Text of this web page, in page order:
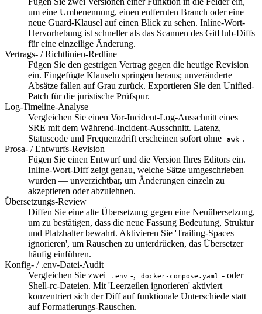
um eine Umbenennung, einen entfernten Branch oder eine
neue Guard-Klausel auf einen Blick zu sehen. Inline-Wort-
Hervorhebung ist schneller als das Scannen des GitHub-Diffs
für eine einzeilige Änderung.
Vertrags- / Richtlinien-Redline
Fügen Sie den gestrigen Vertrag gegen die heutige Revision
ein. Eingefügte Klauseln springen heraus; unveränderte
Absätze fallen auf Grau zurück. Exportieren Sie den Unified-
Patch für die juristische Prüfspur.
Log-Timeline-Analyse
Vergleichen Sie einen Vor-Incident-Log-Ausschnitt eines
SRE mit dem Während-Incident-Ausschnitt. Latenz,
Statuscode und Frequenzdrift erscheinen sofort ohne
awk .
Prosa- / Entwurfs-Revision
Fügen Sie einen Entwurf und die Version Ihres Editors ein.
Inline-Wort-Diff zeigt genau, welche Sätze umgeschrieben
wurden — unverzichtbar, um Änderungen einzeln zu
akzeptieren oder abzulehnen.
Übersetzungs-Review
Diffen Sie eine alte Übersetzung gegen eine Neuübersetzung,
um zu bestätigen, dass die neue Fassung Bedeutung, Struktur
und Platzhalter bewahrt. Aktivieren Sie 'Trailing-Spaces
ignorieren', um Rauschen zu unterdrücken, das Übersetzer
häufig einführen.
Konfig- / .env-Datei-Audit
Vergleichen Sie zwei
.env -, docker-compose.yaml - oder
Shell-rc-Dateien. Mit 'Leerzeilen ignorieren' aktiviert
konzentriert sich der Diff auf funktionale Unterschiede statt
auf Formatierungs-Rauschen.